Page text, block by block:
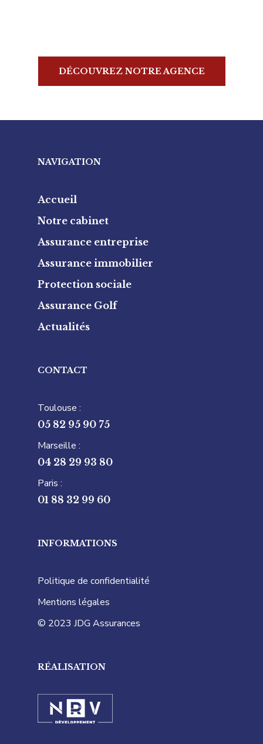
DÉCOUVREZ NOTRE AGENCE
NAVIGATION
Accueil
Notre cabinet
Assurance entreprise
Assurance immobilier
Protection sociale
Assurance Golf
Actualités
CONTACT
Toulouse :
05 82 95 90 75
Marseille :
04 28 29 93 80
Paris :
01 88 32 99 60
INFORMATIONS
Politique de confidentialité
Mentions légales
© 2023 JDG Assurances
RÉALISATION